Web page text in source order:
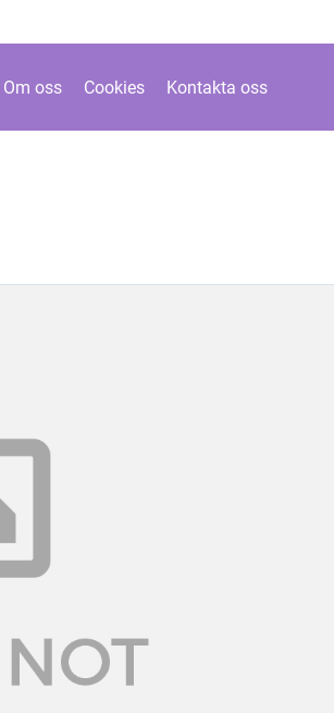
Om oss Cookies Kontakta oss